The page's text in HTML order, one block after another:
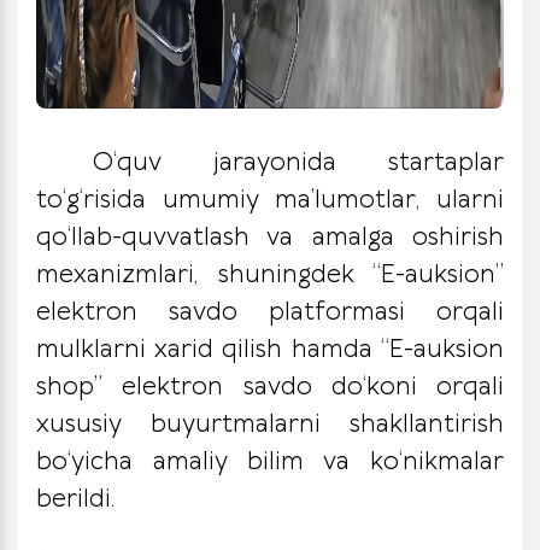
O‘quv jarayonida startaplar
to‘g‘risida umumiy ma’lumotlar, ularni
qo‘llab-quvvatlash va amalga oshirish
mexanizmlari, shuningdek “E-auksion”
elektron savdo platformasi orqali
mulklarni xarid qilish hamda “E-auksion
shop” elektron savdo do‘koni orqali
xususiy buyurtmalarni shakllantirish
bo‘yicha amaliy bilim va ko‘nikmalar
berildi.